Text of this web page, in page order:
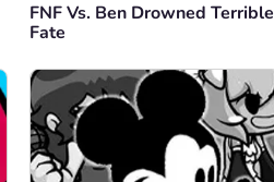
FNF Vs. Ben Drowned Terrible
Fate